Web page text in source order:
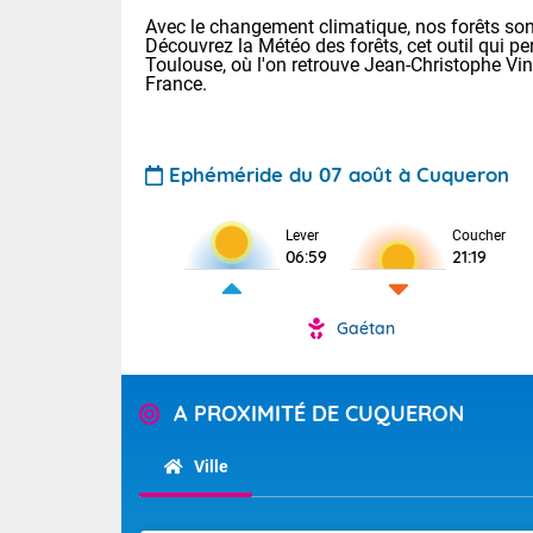
Avec le changement climatique, nos forêts
Découvrez la Météo des forêts, cet outil qui
Toulouse, où l'on retrouve Jean-Christophe
France.
Ephéméride du 07 août à Cuqueron
Lever
06:59
Coucher
21:19
Gaétan
A PROXIMITÉ DE CUQUERON
Ville
Voici les
: 18/25 Paris
Clermont-Fd
Limoges :
Lille : 18/26
Calme,
chaîne des
mistral